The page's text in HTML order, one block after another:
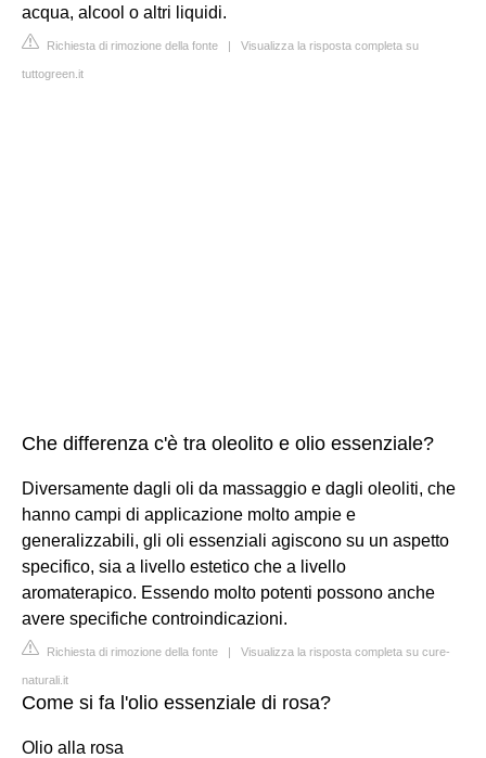
acqua, alcool o altri liquidi.
Richiesta di rimozione della fonte | Visualizza la risposta completa su
tuttogreen.it
Che differenza c'è tra oleolito e olio essenziale?
Diversamente dagli oli da massaggio e dagli oleoliti, che
hanno campi di applicazione molto ampie e
generalizzabili, gli oli essenziali agiscono su un aspetto
specifico, sia a livello estetico che a livello
aromaterapico. Essendo molto potenti possono anche
avere specifiche controindicazioni.
Richiesta di rimozione della fonte | Visualizza la risposta completa su cure-
naturali.it
Come si fa l'olio essenziale di rosa?
Olio alla rosa